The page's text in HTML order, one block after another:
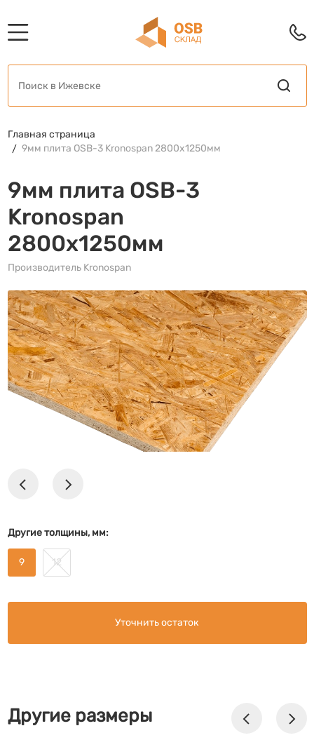
Главная страница
9мм плита OSB-3 Kronospan 2800x1250мм
9мм плита OSB-3
Kronospan
2800x1250мм
Производитель Kronospan
Другие толщины, мм:
9 12
Уточнить остаток
Другие размеры